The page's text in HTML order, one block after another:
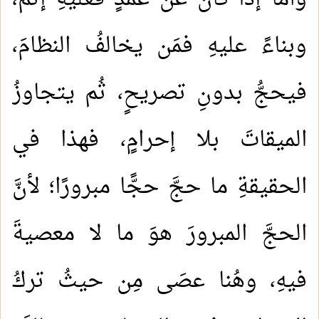
وبناءً عليهِ فمَن يخالفُ النظامَ،
فيحجُّ بدونِ تصريحٍ، ثُم يتجاوزُ
الميقاتَ بلا إحرامٍ، فهذا في
الحقيقةِ ما حجَّ حجًّا مبرورًا؛ لأنَّ
الحجَّ المبرورَ هوَ ما لا معصيةَ
فيهِ، وهُنا عصَى مِن حيثُ تركُ